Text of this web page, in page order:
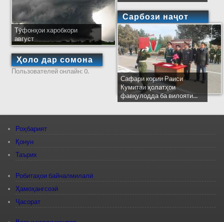
Тӯфонҳои харобкори
август
Ҳоло дар сомона
Пользователей онлайн: 0.
Сарбози наҷот
Сафари кории Раиси
Кумитаи ҳолатҳои
фавқулодда ба вилояти...
Роҳбарият
Қонун
Таърих
Робитаҳои байналмилалӣ
Ҳамоҳангсозӣ
Ҷасорат